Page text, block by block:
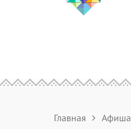
Главная Афиша